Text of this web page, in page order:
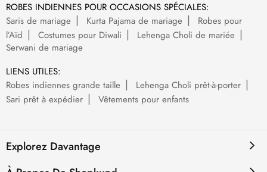
ROBES INDIENNES POUR OCCASIONS SPÉCIALES:
Saris de mariage
Kurta Pajama de mariage
Robes pour
l’Aïd
Costumes pour Diwali
Lehenga Choli de mariée
Serwani de mariage
LIENS UTILES:
Robes indiennes grande taille
Lehenga Choli prêt-à-porter
Sari prêt à expédier
Vêtements pour enfants
Explorez Davantage